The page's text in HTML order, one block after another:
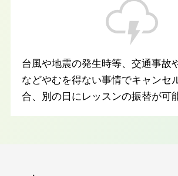
台風や地震の発生時等、交通事故
などやむを得ない事情でキャンセ
合、別の日にレッスンの振替が可